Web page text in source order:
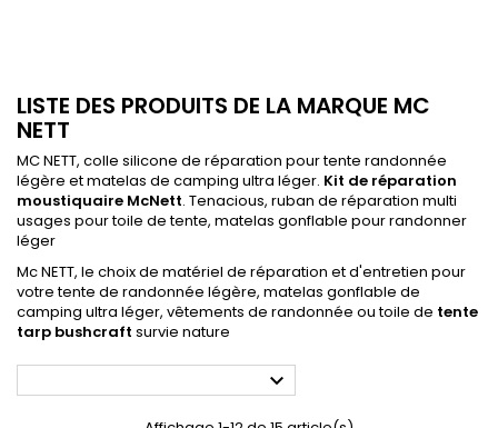
LISTE DES PRODUITS DE LA MARQUE MC
NETT
MC NETT, colle silicone de réparation pour tente randonnée
légère et matelas de camping ultra léger. Kit de réparation
moustiquaire McNett. Tenacious, ruban de réparation multi
usages pour toile de tente, matelas gonflable pour randonner
léger
Mc NETT, le choix de matériel de réparation et d'entretien pour
votre tente de randonnée légère, matelas gonflable de
camping ultra léger, vêtements de randonnée ou toile de tente
tarp bushcraft survie nature
